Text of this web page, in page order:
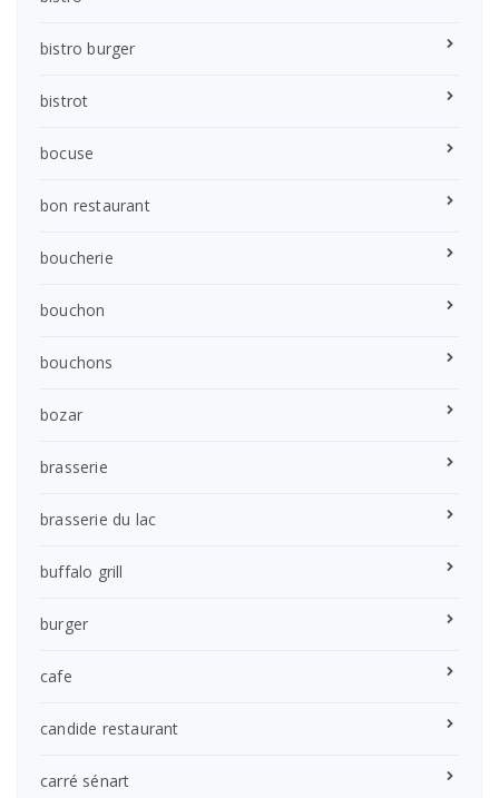
bistro burger
bistrot
bocuse
bon restaurant
boucherie
bouchon
bouchons
bozar
brasserie
brasserie du lac
buffalo grill
burger
cafe
candide restaurant
carré sénart